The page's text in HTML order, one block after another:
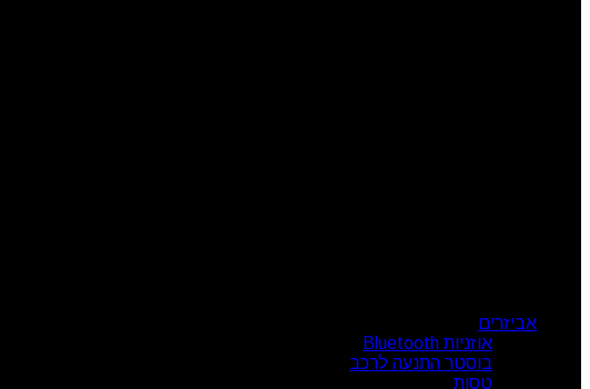
אביזרים
אוזניות Bluetooth
בוסטר התנעה לרכב
טסות